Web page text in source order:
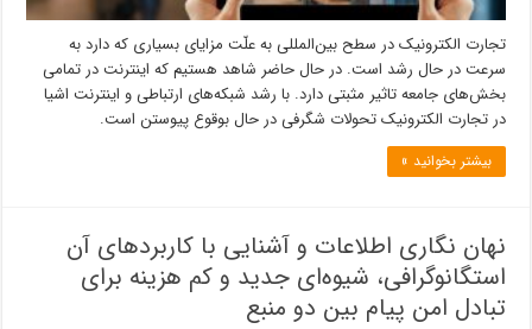
تجارت الکترونیک در سطح بین‌المللی به علّت مزایای بسیاری که دارد به
سرعت در حال رشد است. در حال حاضر شاهد هستیم که اینترنت در تمامی
بخش‌های جامعه تاثیر مثبتی دارد. با رشد شبکه‌های ارتباطی و اینترنت اشیا
در تجارت الکترونیک تحولات شگرفی در حال بوقوع پیوستن است.
بیشتر بخوانید »
نهان نگاری اطلاعات و آشنایی با کاربردهای آن
استگانوگرافی، شیوه‌ای جدید و کم هزینه برای
تبادل امن پیام بین دو منبع